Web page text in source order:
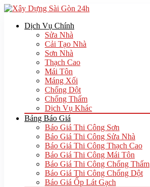
Dịch Vụ Chính
Sửa Nhà
Cải Tạo Nhà
Sơn Nhà
Thạch Cao
Mái Tôn
Máng Xối
Chống Dột
Chống Thấm
Dịch Vụ Khác
Bảng Báo Giá
Báo Giá Thi Công Sơn
Báo Giá Thi Công Sửa Nhà
Báo Giá Thi Công Thạch Cao
Báo Giá Thi Công Mái Tôn
Báo Giá Thi Công Chống Thấm
Báo Giá Thi Công Chống Dột
Báo Giá Ốp Lát Gạch